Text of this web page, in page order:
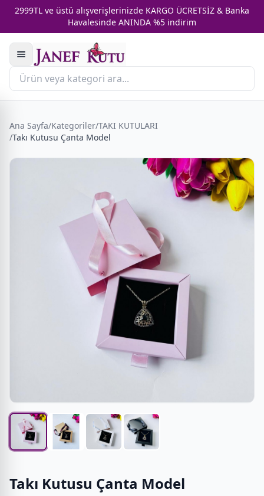
2999TL ve üstü alışverişlerinizde KARGO ÜCRETSİZ & Banka
Havalesinde ANINDA %5 indirim
Ana Sayfa/Kategoriler/TAKI KUTULARI
/Takı Kutusu Çanta Model
Takı Kutusu Çanta Model